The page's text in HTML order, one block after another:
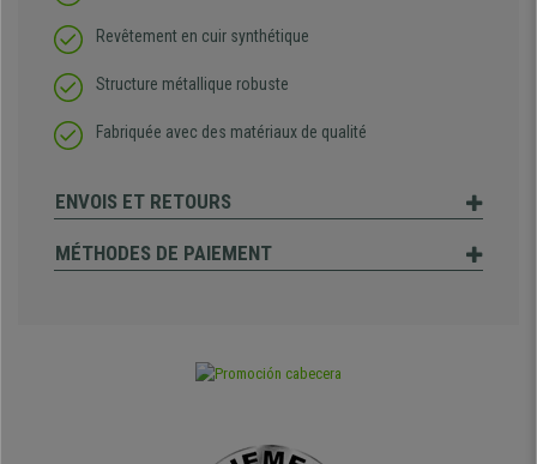
Revêtement en cuir synthétique
Structure métallique robuste
Fabriquée avec des matériaux de qualité
ENVOIS ET RETOURS
MÉTHODES DE PAIEMENT